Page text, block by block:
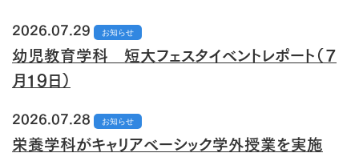
2026.07.29 お知らせ
幼児教育学科 短大フェスタイベントレポート（７
月１９日）
2026.07.28 お知らせ
栄養学科がキャリアベーシック学外授業を実施